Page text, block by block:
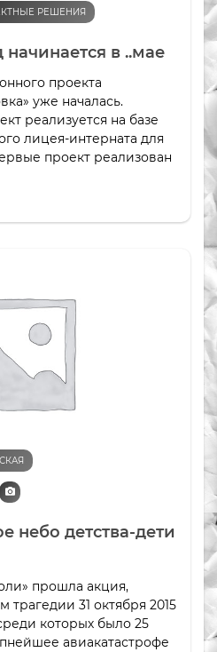
РЕШЕНИЯ
в ..мае
проекта
уже началась.
реализуется на базе
лицея-интерната для
проект реализован
небо детства-дети
прошла акция,
31 октября 2015
которых было 25
авиакатастрофе